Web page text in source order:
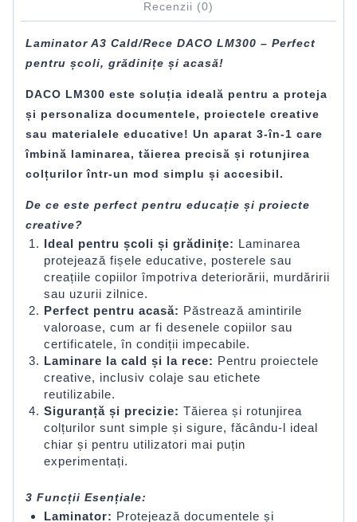
Recenzii (0)
Laminator A3 Cald/Rece DACO LM300 – Perfect
pentru școli, grădinițe și acasă!
DACO LM300 este soluția ideală pentru a proteja
și personaliza documentele, proiectele creative
sau materialele educative! Un aparat 3-în-1 care
îmbină laminarea, tăierea precisă și rotunjirea
colțurilor într-un mod simplu și accesibil.
De ce este perfect pentru educație și proiecte
creative?
Ideal pentru școli și grădinițe: Laminarea
protejează fișele educative, posterele sau
creațiile copiilor împotriva deteriorării, murdăririi
sau uzurii zilnice.
Perfect pentru acasă: Păstrează amintirile
valoroase, cum ar fi desenele copiilor sau
certificatele, în condiții impecabile.
Laminare la cald și la rece: Pentru proiectele
creative, inclusiv colaje sau etichete
reutilizabile.
Siguranță și precizie: Tăierea și rotunjirea
colțurilor sunt simple și sigure, făcându-l ideal
chiar și pentru utilizatori mai puțin
experimentați.
3 Funcții Esențiale:
Laminator: Protejează documentele și